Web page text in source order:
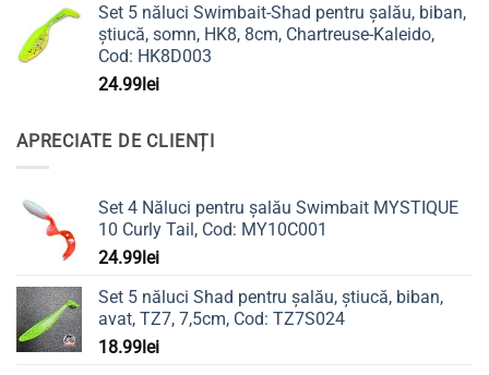
Set 5 năluci Swimbait-Shad pentru șalău, biban,
știucă, somn, HK8, 8cm, Chartreuse-Kaleido,
Cod: HK8D003
24.99lei
APRECIATE DE CLIENȚI
Set 4 Năluci pentru șalău Swimbait MYSTIQUE
10 Curly Tail, Cod: MY10C001
24.99lei
Set 5 năluci Shad pentru șalău, știucă, biban,
avat, TZ7, 7,5cm, Cod: TZ7S024
18.99lei